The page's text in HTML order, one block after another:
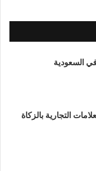
السعودية
العلامات التجارية بالزكاة